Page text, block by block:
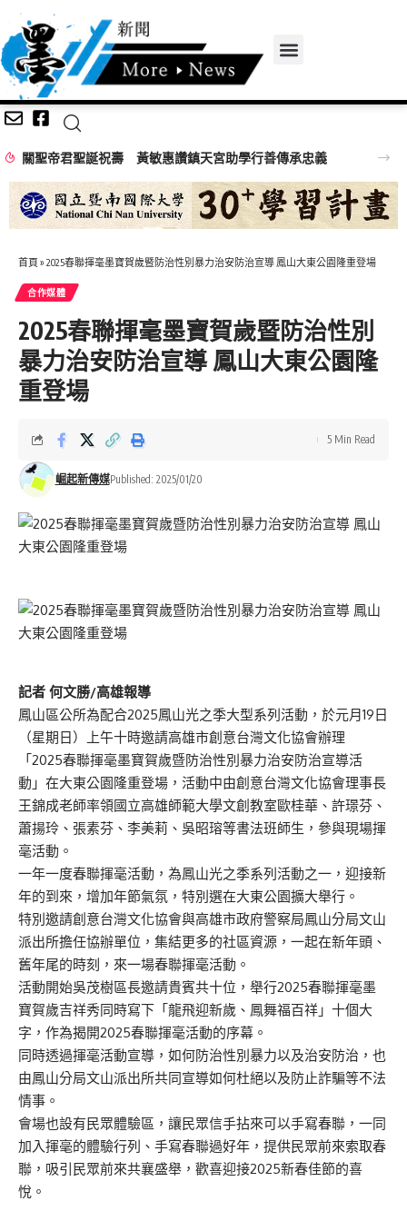
關聖帝君聖誕祝壽 黃敏惠讚鎮天宮助學行善傳承忠義
首頁 » 2025春聯揮毫墨寶賀歲暨防治性別暴力治安防治宣導 鳳山大東公園隆重登場
合作媒體
2025春聯揮毫墨寶賀歲暨防治性別
暴力治安防治宣導 鳳山大東公園隆
重登場
崛起新傳媒Published: 2025/01/20
5 Min Read
記者 何文勝/高雄報導
鳳山區公所為配合2025鳳山光之季大型系列活動，於元月19日
（星期日）上午十時邀請高雄市創意台灣文化協會辦理
「2025春聯揮毫墨寶賀歲暨防治性別暴力治安防治宣導活
動」在大東公園隆重登場，活動中由創意台灣文化協會理事長
王錦成老師率領國立高雄師範大學文創教室歐桂華、許璟芬、
蕭揚玲、張素芬、李美莉、吳昭瑢等書法班師生，參與現場揮
毫活動。
一年一度春聯揮毫活動，為鳳山光之季系列活動之一，迎接新
年的到來，增加年節氣氛，特別選在大東公園擴大舉行。
特別邀請創意台灣文化協會與高雄市政府警察局鳳山分局文山
派出所擔任協辦單位，集結更多的社區資源，一起在新年頭、
舊年尾的時刻，來一場春聯揮毫活動。
活動開始吳茂樹區長邀請貴賓共十位，舉行2025春聯揮毫墨
寶賀歲吉祥秀同時寫下「龍飛迎新歲、鳳舞福百祥」十個大
字，作為揭開2025春聯揮毫活動的序幕。
同時透過揮毫活動宣導，如何防治性別暴力以及治安防治，也
由鳳山分局文山派出所共同宣導如何杜絕以及防止詐騙等不法
情事。
會場也設有民眾體驗區，讓民眾信手拈來可以手寫春聯，一同
加入揮毫的體驗行列、手寫春聯過好年，提供民眾前來索取春
聯，吸引民眾前來共襄盛舉，歡喜迎接2025新春佳節的喜
悅。